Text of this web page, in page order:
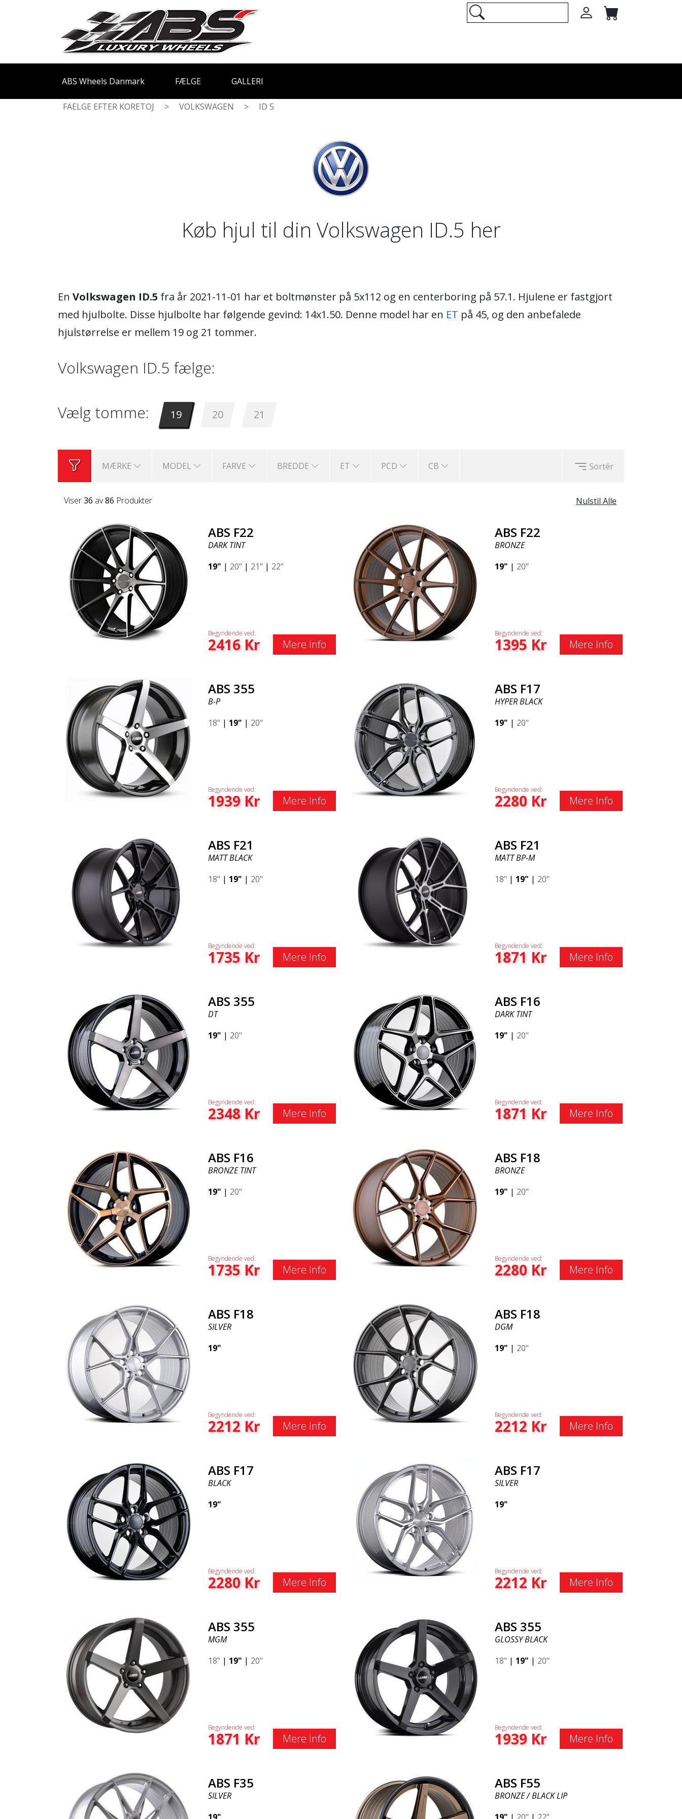
ABS Wheels Danmark FÆLGE GALLERI
FAELGE EFTER KORETOJ > VOLKSWAGEN > ID 5
Køb hjul til din Volkswagen ID.5 her
En Volkswagen ID.5 fra år 2021-11-01 har et boltmønster på 5x112 og en centerboring på 57.1. Hjulene er fastgjort
med hjulbolte. Disse hjulbolte har følgende gevind: 14x1.50. Denne model har en ET på 45, og den anbefalede
hjulstørrelse er mellem 19 og 21 tommer.
Volkswagen ID.5 fælge:
Vælg tomme: 19 20 21
MÆRKE MODEL FARVE BREDDE ET PCD CB Sortér
Nulstil Alle
Viser36 av86 Produkter
ABS F22
DARK TINT
19" | 20" | 21" | 22"
Begyndende ved:
2416Kr Mere Info
ABS F22
BRONZE
19" | 20"
Begyndende ved:
1395Kr Mere Info
ABS 355
B-P
18" | 19" | 20"
Begyndende ved:
1939Kr Mere Info
ABS F17
HYPER BLACK
19" | 20"
Begyndende ved:
2280Kr Mere Info
ABS F21
MATT BLACK
18" | 19" | 20"
Begyndende ved:
1735Kr Mere Info
ABS F21
MATT BP-M
18" | 19" | 20"
Begyndende ved:
1871 Kr Mere Info
ABS 355
DT
19" | 20"
Begyndende ved:
2348Kr Mere Info
ABS F16
DARK TINT
19" | 20"
Begyndende ved:
1871 Kr Mere Info
ABS F16
BRONZE TINT
19" | 20"
Begyndende ved:
1735Kr Mere Info
ABS F18
BRONZE
19" | 20"
Begyndende ved:
2280Kr Mere Info
ABS F18
SILVER
19"
Begyndende ved:
2212Kr Mere Info
ABS F18
DGM
19" | 20"
Begyndende ved:
2212Kr Mere Info
ABS F17
BLACK
19"
Begyndende ved:
2280Kr Mere Info
ABS F17
SILVER
19"
Begyndende ved:
2212Kr Mere Info
ABS 355
MGM
18" | 19" | 20"
Begyndende ved:
1871 Kr Mere Info
ABS 355
GLOSSY BLACK
18" | 19" | 20"
Begyndende ved:
1939Kr Mere Info
ABS F35
SILVER
ABS F55
BRONZE / BLACK LIP